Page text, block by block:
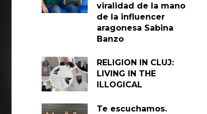
viralidad de la mano
de la influencer
aragonesa Sabina
Banzo
RELIGION IN CLUJ:
LIVING IN THE
ILLOGICAL
Te escuchamos.